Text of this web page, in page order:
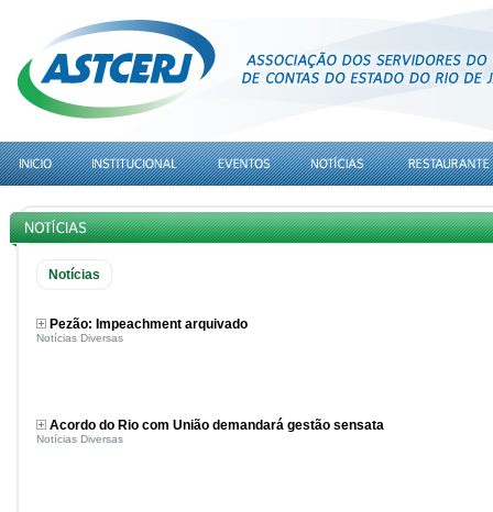
Notícias
Pezão: Impeachment arquivado
Notícias Diversas
Acordo do Rio com União demandará gestão sensata
Notícias Diversas